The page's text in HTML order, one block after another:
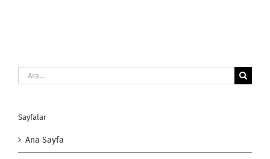
Ara:
Sayfalar
Ana Sayfa